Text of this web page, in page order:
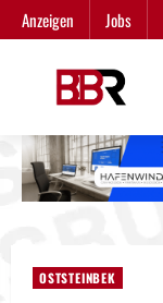
Zum
Inhalt
Anzeigen Jobs
OSTSTEINBEK